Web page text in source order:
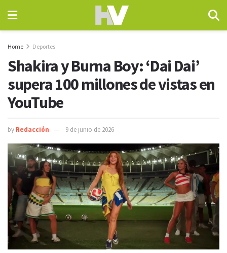
Home Deportes
Shakira y Burna Boy: ‘Dai Dai’
supera 100 millones de vistas en
YouTube
by Redacción 9 de junio de 2026